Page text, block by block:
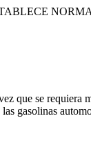
que se requiera
gasolinas